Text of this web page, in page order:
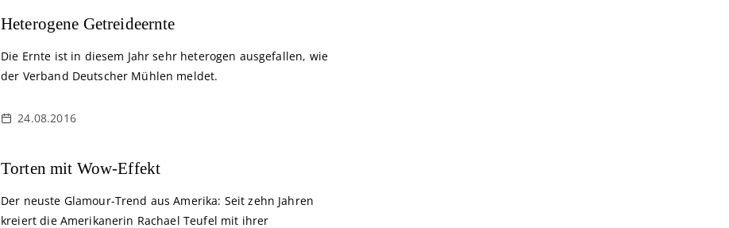
Heterogene Getreideernte
Die Ernte ist in diesem Jahr sehr heterogen ausgefallen, wie
der Verband Deutscher Mühlen meldet.
24.08.2016
Torten mit Wow-Effekt
Der neuste Glamour-Trend aus Amerika: Seit zehn Jahren
kreiert die Amerikanerin Rachael Teufel mit ihrer